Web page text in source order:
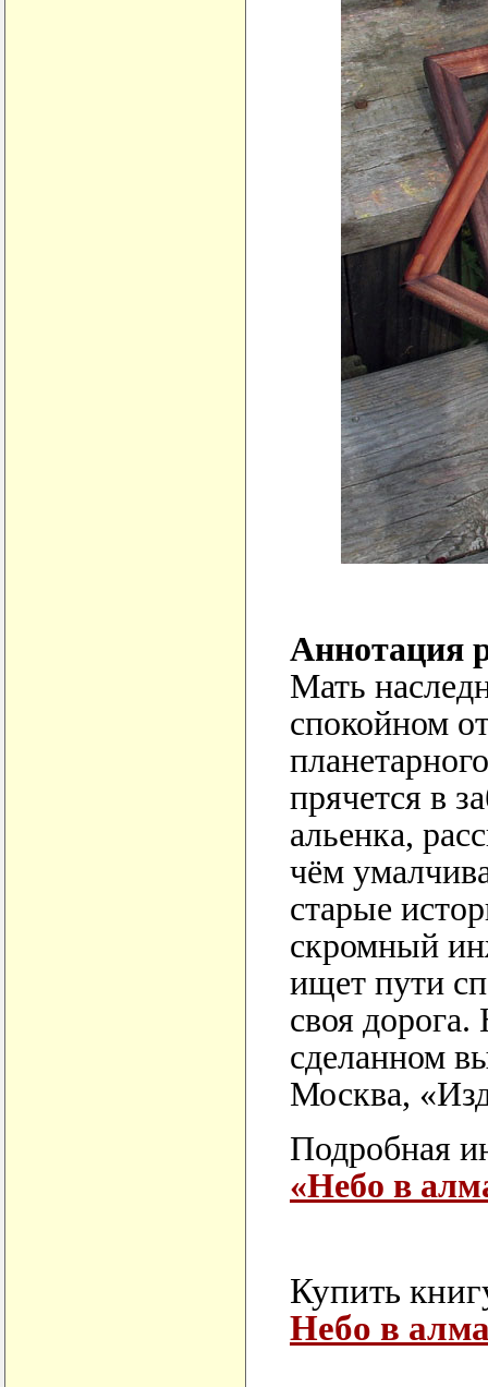
Аннотация
Мать
спокойном
прячется в
альенка,
чём
старые
скромный
ищет пути
своя
сделанном
Москва,
Подробная
«Небо в
Купить
Небо в